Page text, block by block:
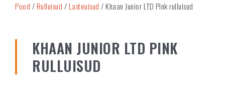
Pood /Rulluisud /Lasteuisud / Khaan Junior LTD Pink rulluisud
KHAAN JUNIOR LTD PINK
RULLUISUD